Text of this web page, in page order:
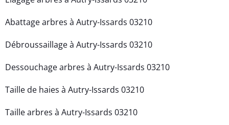
Abattage arbres à Autry-Issards 03210
Débroussaillage à Autry-Issards 03210
Dessouchage arbres à Autry-Issards 03210
Taille de haies à Autry-Issards 03210
Taille arbres à Autry-Issards 03210